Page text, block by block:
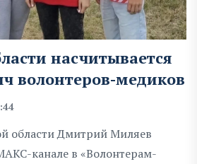
насчитывается
волонтеров-медиков
области Дмитрий Миляев
канале в «Волонтерам-